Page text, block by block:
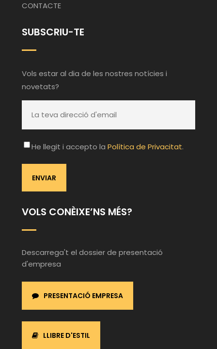
CONTACTE
SUBSCRIU-TE
Vols estar al dia de les nostres notícies i
novetats?
He llegit i accepto la Política de Privacitat.
VOLS CONÈIXE’NS MÉS?
Descarrega't el dossier de presentació
d'empresa
PRESENTACIÓ EMPRESA
LLIBRE D'ESTIL